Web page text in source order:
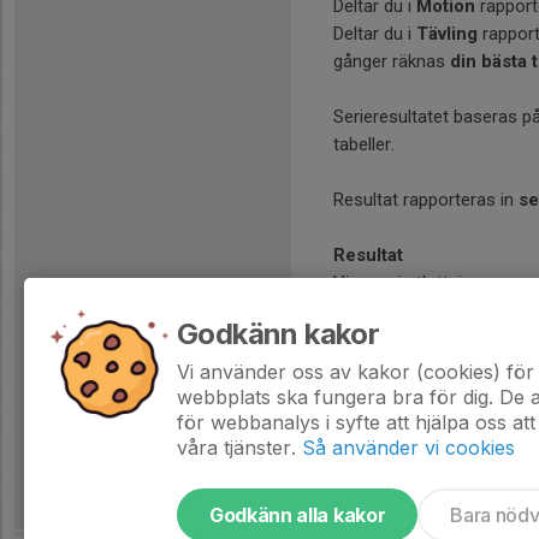
Deltar du i Motion
Deltar du i Tävling
gånger räknas din bästa
Serieresultatet baseras på
tabeller.
Resultat rapporteras in
Resultat
Vinnare i utlottningarna
Instagram
Dela gärna dina bilder från
Tagga @eiflopning och
Godkänn kakor
Vi använder oss av kakor (cookies)
webbplats ska fungera bra för dig. De
för webbanalys i syfte att hjälpa oss
våra tjänster. Så använder vi cookies
Godkänn alla kakor Bara